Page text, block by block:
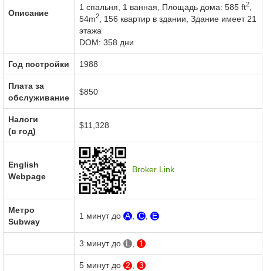
Описание
1 спальня, 1 ванная, Площадь дома: 585 ft2
54m2 156 квартир в здании Здание имеет 21
этажа
DOM: 358 дни
Год постройки 1988
Плата за
обслуживание
$850
Налоги
(в год)
$11,328
English
Webpage
Broker Link
Метро
Subway
1 минут до A C E
3 минут до L 1
5 минут до 2 3